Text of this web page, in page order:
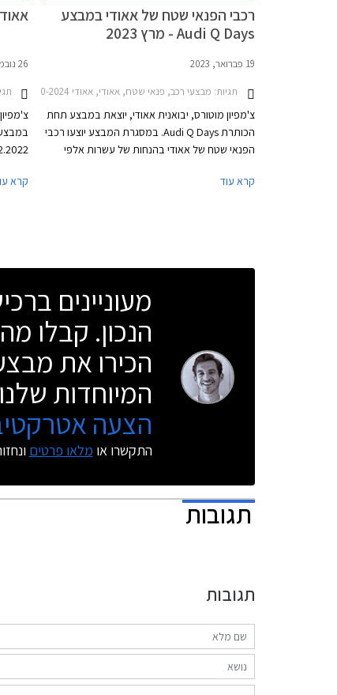
רכבי הפנאי שטח של אאודי במבצע
Audi Q Days - מרץ 2023
19 פברואר, 2023
תגיות: מבצעי רכב, פנאי שטח, אאודי, אאודי Q5 2020-2024, אאודי Q5 ספורטבק 2021-2024, אאודי Q3 2019-2025, אאודי Q3 ספורטבק 2020-2025אאודי Q2 2021-2026
צ'מפיון מוטורס, יבואנית אאודי, יוצאת במבצע תחת
הכותרת Audi Q Days. במסגרת המבצע יוצעו רכבי
הפנאי שטח של אאודי בהנחות של עשרות אלפי
יוכלו הרוכשים לבחור בין מספר מסלולי ליסינג פרטי.
קרא עוד
26 נובמבר, 2022
של
קרא
מעוניינים
הנכון. קבלו
הכירו את
המיוחדות
הצעה
התקשרו או מלאו פרטים
תגובות
תגובות